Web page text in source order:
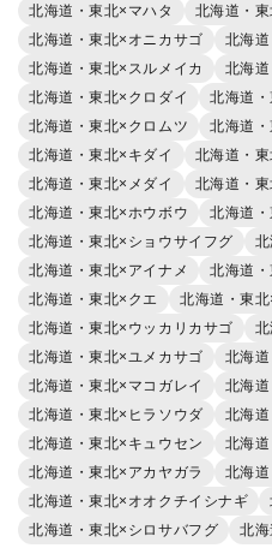
北海道・東北×マハタ
北海道・
北海道・東北×オニカサゴ
北海
北海道・東北×スルメイカ
北海
北海道・東北×クロダイ
北海道
北海道・東北×クロムツ
北海道
北海道・東北×キダイ
北海道・
北海道・東北×メダイ
北海道・
北海道・東北×ホウボウ
北海道
北海道・東北×ショウサイフグ
北海道・東北×アイナメ
北海道
北海道・東北×クエ
北海道・東北
北海道・東北×ウッカリカサゴ
北海道・東北×ユメカサゴ
北海
北海道・東北×マコガレイ
北海
北海道・東北×ヒラソウダ
北海
北海道・東北×キュウセン
北海
北海道・東北×アカヤガラ
北海
北海道・東北×オオクチイシナギ
北海道・東北×シロサバフグ
北